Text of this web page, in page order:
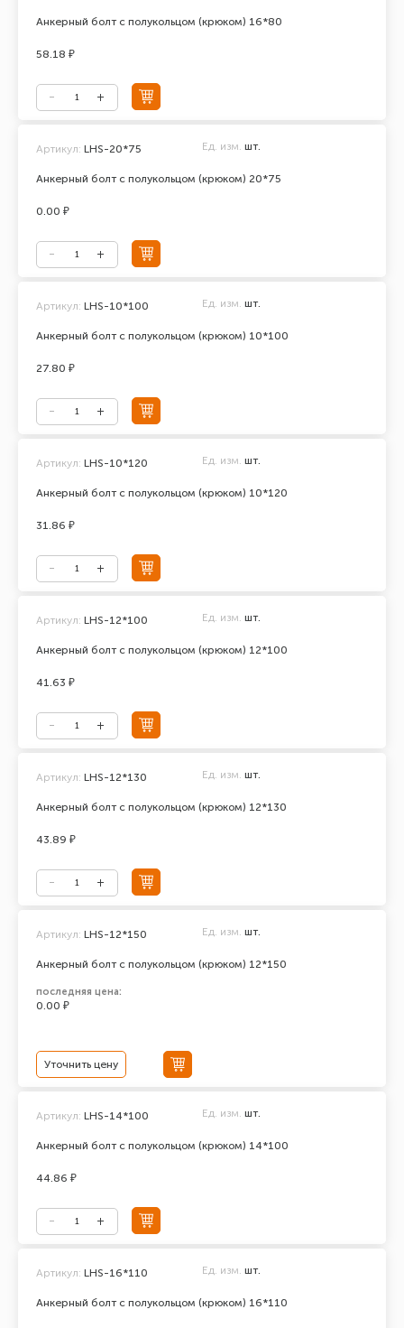
Анкерный болт с полукольцом (крюком) 16*80
58.18 ₽
Анкерный болт с полукольцом (крюком) 20*75
Артикул: LHS-20*75 Ед. изм. шт.
0.00 ₽
Анкерный болт с полукольцом (крюком) 10*100
Артикул: LHS-10*100 Ед. изм. шт.
27.80 ₽
Анкерный болт с полукольцом (крюком) 10*120
Артикул: LHS-10*120 Ед. изм. шт.
31.86 ₽
Анкерный болт с полукольцом (крюком) 12*100
Артикул: LHS-12*100 Ед. изм. шт.
41.63 ₽
Анкерный болт с полукольцом (крюком) 12*130
Артикул: LHS-12*130 Ед. изм. шт.
43.89 ₽
Анкерный болт с полукольцом (крюком) 12*150
Артикул: LHS-12*150 Ед. изм. шт.
последняя цена:
0.00 ₽
Уточнить цену
Анкерный болт с полукольцом (крюком) 14*100
Артикул: LHS-14*100 Ед. изм. шт.
44.86 ₽
Анкерный болт с полукольцом (крюком) 16*110
Артикул: LHS-16*110 Ед. изм. шт.